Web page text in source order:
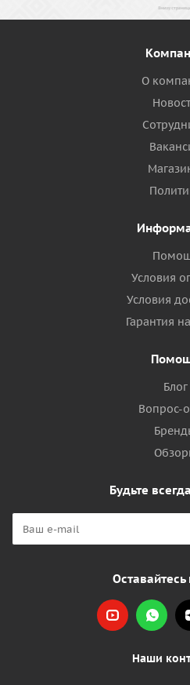
О
Условия
Условия
Гарантия
Блог
Вопрос-
Будьте
Оставайтесь
Наши